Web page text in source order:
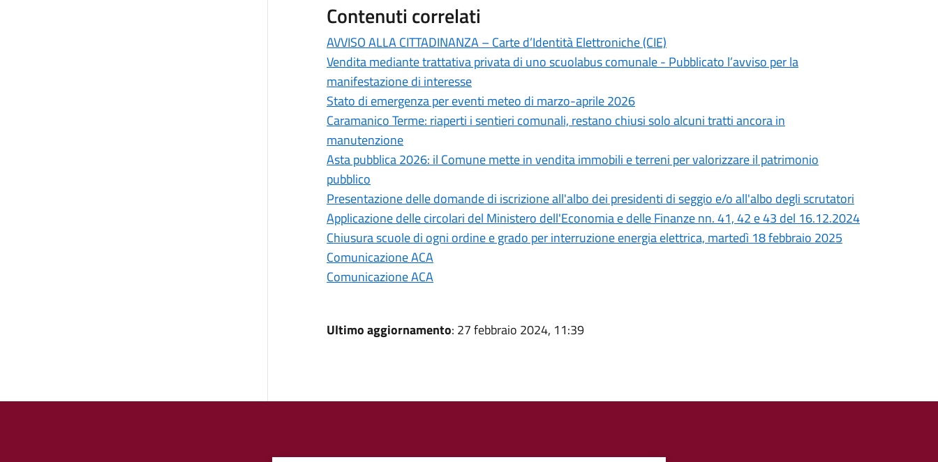
Contenuti correlati
AVVISO ALLA CITTADINANZA – Carte d’Identità Elettroniche (CIE)
Vendita mediante trattativa privata di uno scuolabus comunale - Pubblicato l’avviso per la
manifestazione di interesse
Stato di emergenza per eventi meteo di marzo-aprile 2026
Caramanico Terme: riaperti i sentieri comunali, restano chiusi solo alcuni tratti ancora in
manutenzione
Asta pubblica 2026: il Comune mette in vendita immobili e terreni per valorizzare il patrimonio
pubblico
Presentazione delle domande di iscrizione all'albo dei presidenti di seggio e/o all'albo degli scrutatori
Applicazione delle circolari del Ministero dell'Economia e delle Finanze nn. 41, 42 e 43 del 16.12.2024
Chiusura scuole di ogni ordine e grado per interruzione energia elettrica, martedì 18 febbraio 2025
Comunicazione ACA
Comunicazione ACA
Ultimo aggiornamento: 27 febbraio 2024, 11:39